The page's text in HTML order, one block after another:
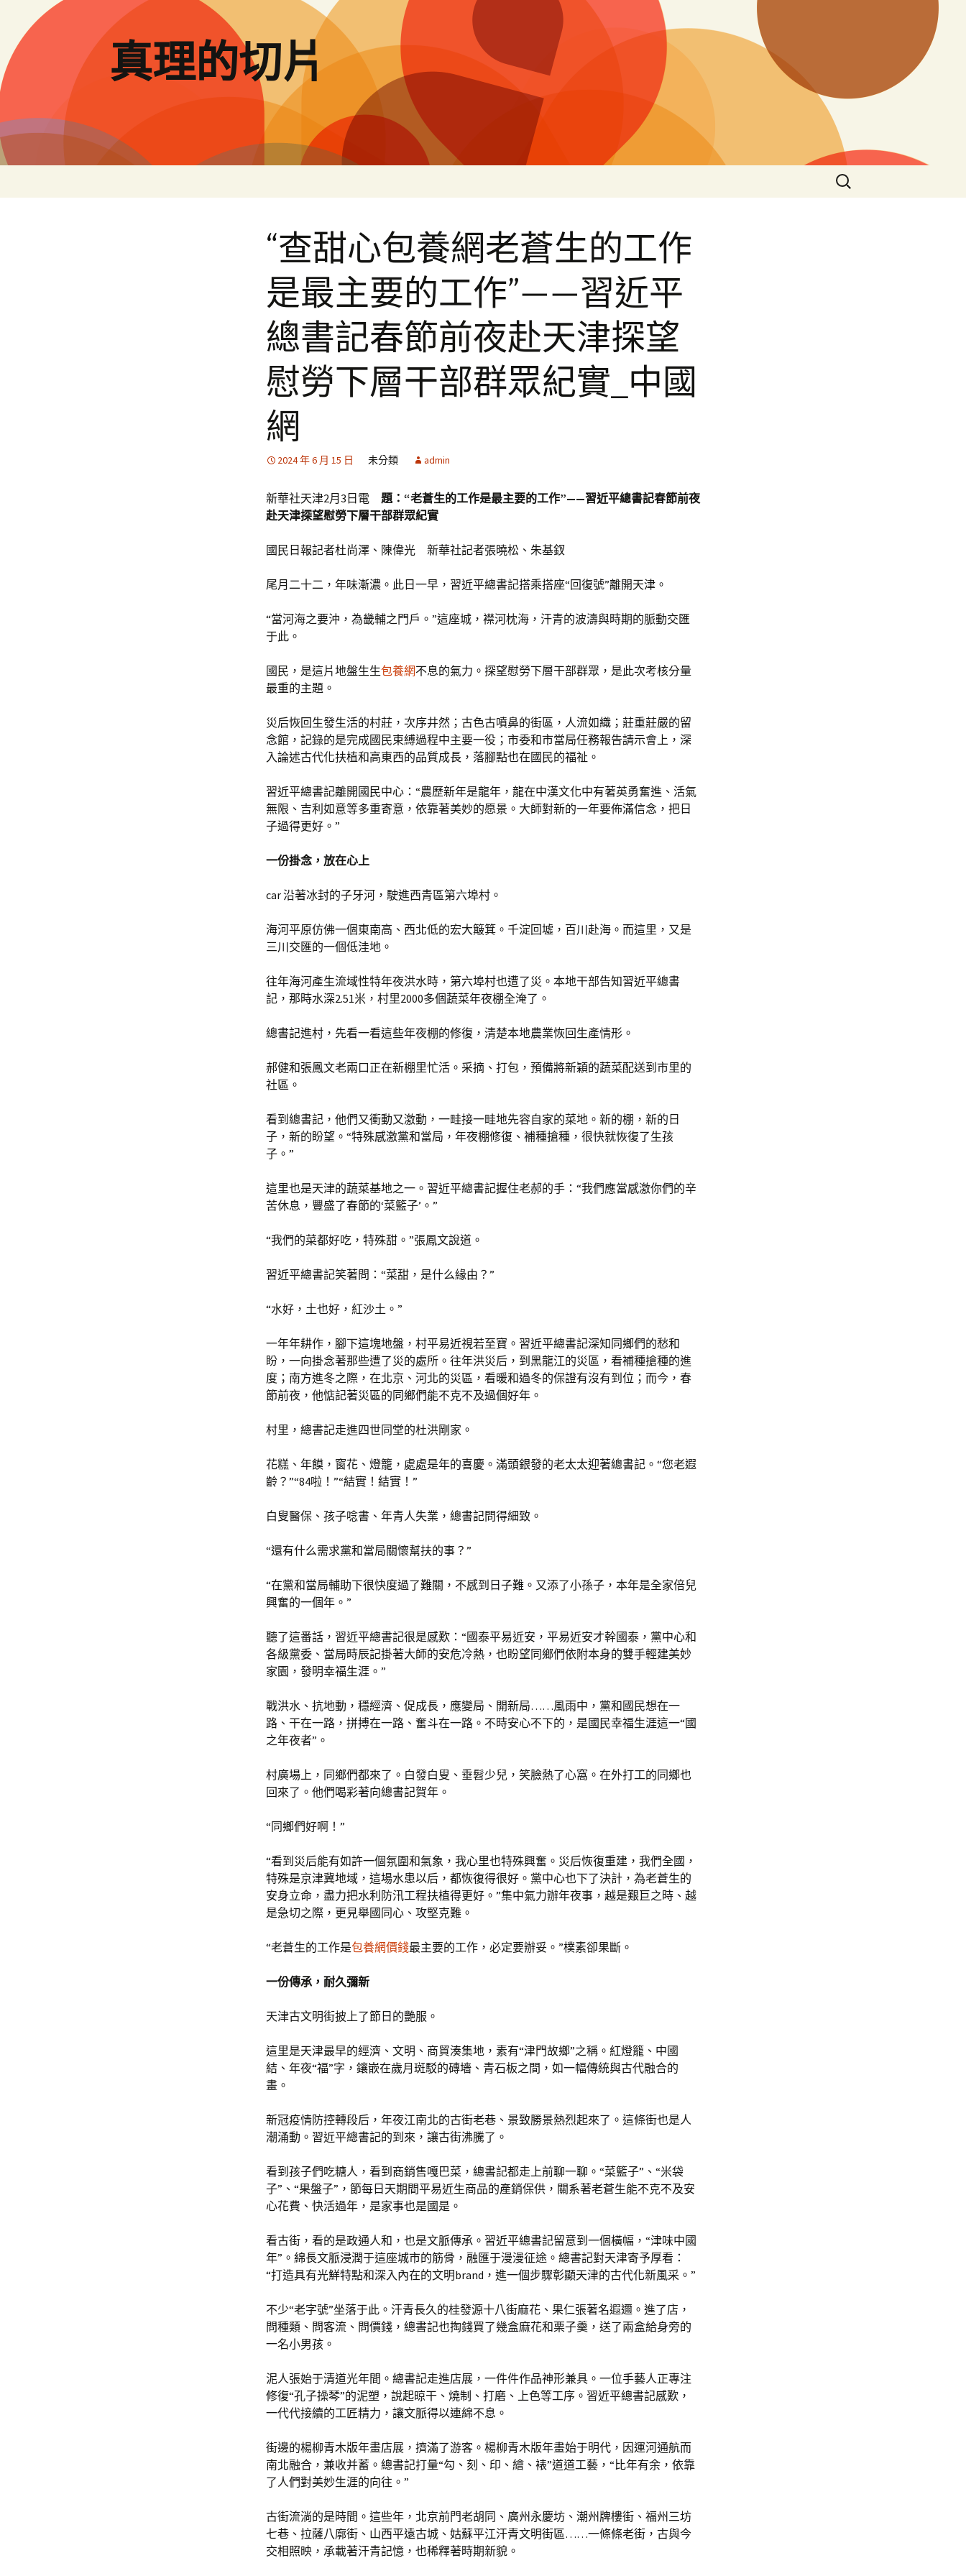
要
內
容
真理的切片
搜
尋
“查甜心包養網老蒼生的工作
是最主要的工作”——習近平
總書記春節前夜赴天津探望
慰勞下層干部群眾紀實_中國
網
2024 年 6 月 15 日 未分類 admin
新華社天津2月3日電 題：“老蒼生的工作是最主要的工作”——習近平總書記春節前夜
赴天津探望慰勞下層干部群眾紀實
國民日報記者杜尚澤、陳偉光 新華社記者張曉松、朱基釵
尾月二十二，年味漸濃。此日一早，習近平總書記搭乘搭座“回復號”離開天津。
“當河海之要沖，為畿輔之門戶。”這座城，襟河枕海，汗青的波濤與時期的脈動交匯
于此。
國民，是這片地盤生生包養網不息的氣力。探望慰勞下層干部群眾，是此次考核分量
最重的主題。
災后恢回生發生活的村莊，次序井然；古色古噴鼻的街區，人流如織；莊重莊嚴的留
念館，記錄的是完成國民束縛過程中主要一役；市委和市當局任務報告請示會上，深
入論述古代化扶植和高東西的品質成長，落腳點也在國民的福祉。
習近平總書記離開國民中心：“農歷新年是龍年，龍在中漢文化中有著英勇奮進、活氣
無限、吉利如意等多重寄意，依靠著美妙的愿景。大師對新的一年要佈滿信念，把日
子過得更好。”
一份掛念，放在心上
car 沿著冰封的子牙河，駛進西青區第六埠村。
海河平原仿佛一個東南高、西北低的宏大簸箕。千淀回墟，百川赴海。而這里，又是
三川交匯的一個低洼地。
往年海河產生流域性特年夜洪水時，第六埠村也遭了災。本地干部告知習近平總書
記，那時水深2.51米，村里2000多個蔬菜年夜棚全淹了。
總書記進村，先看一看這些年夜棚的修復，清楚本地農業恢回生產情形。
郝健和張鳳文老兩口正在新棚里忙活。采摘、打包，預備將新穎的蔬菜配送到市里的
社區。
看到總書記，他們又衝動又激動，一畦接一畦地先容自家的菜地。新的棚，新的日
子，新的盼望。“特殊感激黨和當局，年夜棚修復、補種搶種，很快就恢復了生孩
子。”
這里也是天津的蔬菜基地之一。習近平總書記握住老郝的手：“我們應當感激你們的辛
苦休息，豐盛了春節的‘菜籃子’。”
“我們的菜都好吃，特殊甜。”張鳳文說道。
習近平總書記笑著問：“菜甜，是什么緣由？”
“水好，土也好，紅沙土。”
一年年耕作，腳下這塊地盤，村平易近視若至寶。習近平總書記深知同鄉們的愁和
盼，一向掛念著那些遭了災的處所。往年洪災后，到黑龍江的災區，看補種搶種的進
度；南方進冬之際，在北京、河北的災區，看暖和過冬的保證有沒有到位；而今，春
節前夜，他惦記著災區的同鄉們能不克不及過個好年。
村里，總書記走進四世同堂的杜洪剛家。
花糕、年饃，窗花、燈籠，處處是年的喜慶。滿頭銀發的老太太迎著總書記。“您老遐
齡？”“84啦！”“結實！結實！”
白叟醫保、孩子唸書、年青人失業，總書記問得細致。
“還有什么需求黨和當局關懷幫扶的事？”
“在黨和當局輔助下很快度過了難關，不感到日子難。又添了小孫子，本年是全家倍兒
興奮的一個年。”
聽了這番話，習近平總書記很是感歎：“國泰平易近安，平易近安才幹國泰，黨中心和
各級黨委、當局時辰記掛著大師的安危冷熱，也盼望同鄉們依附本身的雙手輕建美妙
家園，發明幸福生涯。”
戰洪水、抗地動，穩經濟、促成長，應變局、開新局……風雨中，黨和國民想在一
路、干在一路，拼搏在一路、奮斗在一路。不時安心不下的，是國民幸福生涯這一“國
之年夜者”。
村廣場上，同鄉們都來了。白發白叟、垂髫少兒，笑臉熱了心窩。在外打工的同鄉也
回來了。他們喝彩著向總書記賀年。
“同鄉們好啊！”
“看到災后能有如許一個氛圍和氣象，我心里也特殊興奮。災后恢復重建，我們全國，
特殊是京津冀地域，這場水患以后，都恢復得很好。黨中心也下了決計，為老蒼生的
安身立命，盡力把水利防汛工程扶植得更好。”集中氣力辦年夜事，越是艱巨之時、越
是急切之際，更見舉國同心、攻堅克難。
“老蒼生的工作是包養網價錢最主要的工作，必定要辦妥。”樸素卻果斷。
一份傳承，耐久彌新
天津古文明街披上了節日的艷服。
這里是天津最早的經濟、文明、商貿湊集地，素有“津門故鄉”之稱。紅燈籠、中國
結、年夜“福”字，鑲嵌在歲月斑駁的磚墻、青石板之間，如一幅傳統與古代融合的
畫。
新冠疫情防控轉段后，年夜江南北的古街老巷、景致勝景熱烈起來了。這條街也是人
潮涌動。習近平總書記的到來，讓古街沸騰了。
看到孩子們吃糖人，看到商銷售嘎巴菜，總書記都走上前聊一聊。“菜籃子”、“米袋
子”、“果盤子”，節每日天期間平易近生商品的產銷保供，關系著老蒼生能不克不及安
心花費、快活過年，是家事也是國是。
看古街，看的是政通人和，也是文脈傳承。習近平總書記留意到一個橫幅，“津味中國
年”。綿長文脈浸潤于這座城市的筋骨，融匯于漫漫征途。總書記對天津寄予厚看：
“打造具有光鮮特點和深入內在的文明brand，進一個步驟彰顯天津的古代化新風采。”
不少“老字號”坐落于此。汗青長久的桂發源十八街麻花、果仁張著名遐邇。進了店，
問種類、問客流、問價錢，總書記也掏錢買了幾盒麻花和栗子羹，送了兩盒給身旁的
一名小男孩。
泥人張始于清道光年間。總書記走進店展，一件件作品神形兼具。一位手藝人正專注
修復“孔子操琴”的泥塑，說起晾干、燒制、打磨、上色等工序。習近平總書記感歎，
一代代接續的工匠精力，讓文脈得以連綿不息。
街邊的楊柳青木版年畫店展，擠滿了游客。楊柳青木版年畫始于明代，因運河通航而
南北融合，兼收并蓄。總書記打量“勾、刻、印、繪、裱”道道工藝，“比年有余，依靠
了人們對美妙生涯的向往。”
古街流淌的是時間。這些年，北京前門老胡同、廣州永慶坊、潮州牌樓街、福州三坊
七巷、拉薩八廓街、山西平遠古城、姑蘇平江汗青文明街區……一條條老街，古與今
交相照映，承載著汗青記憶，也稀釋著時期新貌。